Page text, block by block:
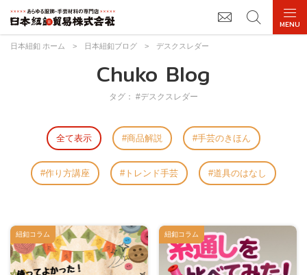
日本紐釦 ホーム > 日本紐釦ブログ > デスクスレダー
Chuko Blog
タグ： #デスクスレダー
全て表示 商品解説 手芸のきほん
作り方講座 トレンド手芸 道具のはなし
紐釦コラム 紐釦コラム